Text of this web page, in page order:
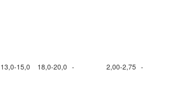
13,0-15,0 18,0-20,0 - 2,00-2,75 -